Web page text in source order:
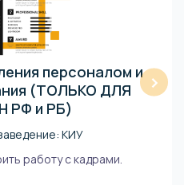
персоналом и
(ТОЛЬКО ДЛЯ
РФ и РБ)
КИУ
работу с кадрами.
›